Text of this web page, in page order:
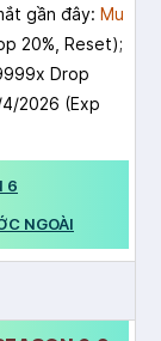
gần đây: Mu
20%, Reset);
Drop
2026 (Exp
6
NGOÀI